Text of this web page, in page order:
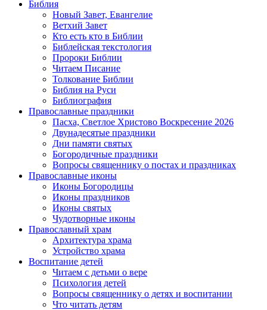
Библия
Новый Завет, Евангелие
Ветхий Завет
Кто есть кто в Библии
Библейская текстология
Пророки Библии
Читаем Писание
Толкование Библии
Библия на Руси
Библиография
Православные праздники
Пасха, Светлое Христово Воскресение 2026
Двунадесятые праздники
Дни памяти святых
Богородичные праздники
Вопросы священнику о постах и праздниках
Православные иконы
Иконы Богородицы
Иконы праздников
Иконы святых
Чудотворные иконы
Православный храм
Архитектура храма
Устройство храма
Воспитание детей
Читаем с детьми о вере
Психология детей
Вопросы священнику о детях и воспитании
Что читать детям